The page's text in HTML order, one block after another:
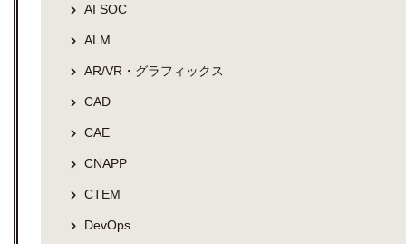
AI SOC
ALM
AR/VR・グラフィックス
CAD
CAE
CNAPP
CTEM
DevOps